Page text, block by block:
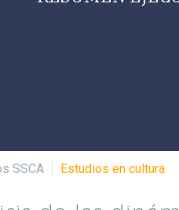
SSCA Estudios en cultura